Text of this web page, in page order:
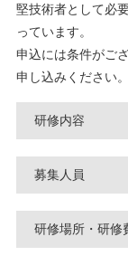
堅技術者として必
っています。
申込には条件がご
申し込みください
研修内容
募集人員
研修場所・研修